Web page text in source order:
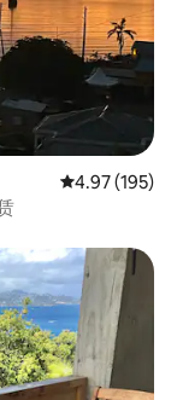
平均评分 4.97
4.97 (195)